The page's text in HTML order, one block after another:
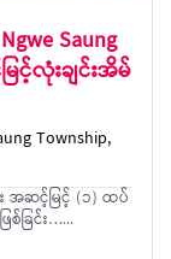
Saung
လုံးချင်းအိမ်
Township,
အဆင့်မြင့် (၁) ထပ်
ခြင်း…...